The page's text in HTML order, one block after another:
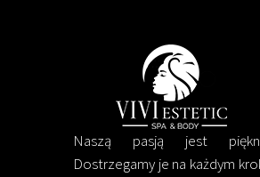
Naszą pasją jest
Dostrzegamy je na każdym